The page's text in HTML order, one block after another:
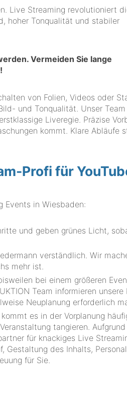
Live Streaming revolutioniert
hoher Tonqualität und stabiler
Vermeiden Sie lange
von Folien, Videos oder
und Tonqualität. Unser
Liveregie. Präzise
kommt. Klare Abläufe
Profi für
Events in Wiesbaden:
und geben grünes Licht,
verständlich. Wir
mehr ist.
bei einem größeren
Team informieren unsere
Neuplanung erforderlich
es in der Vorplanung
tangieren. Aufgrund
für knackiges Live
Gestaltung des Inhalts,
für Sie.